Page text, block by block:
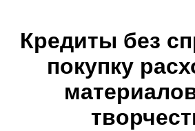
Кредиты без
покупку